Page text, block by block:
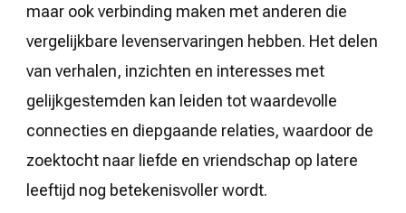
maar ook verbinding maken met anderen die
vergelijkbare levenservaringen hebben. Het delen
van verhalen, inzichten en interesses met
gelijkgestemden kan leiden tot waardevolle
connecties en diepgaande relaties, waardoor de
zoektocht naar liefde en vriendschap op latere
leeftijd nog betekenisvoller wordt.